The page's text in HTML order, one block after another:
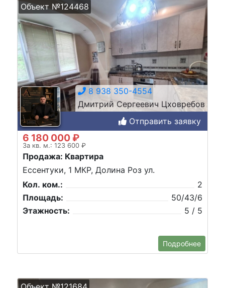
Объект №124468
8 938 350-4554
Дмитрий Сергеевич Цховребов
Отправить заявку
6 180 000 ₽
За кв. м.: 123 600 ₽
Продажа: Квартира
Ессентуки, 1 МКР, Долина Роз ул.
Кол. ком.:
2
Площадь:
50/43/6
Этажность:
5 / 5
Подробнее